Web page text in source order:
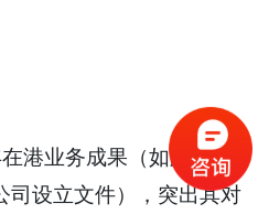
港业务成果（如跨境项
司设立文件），突出其对